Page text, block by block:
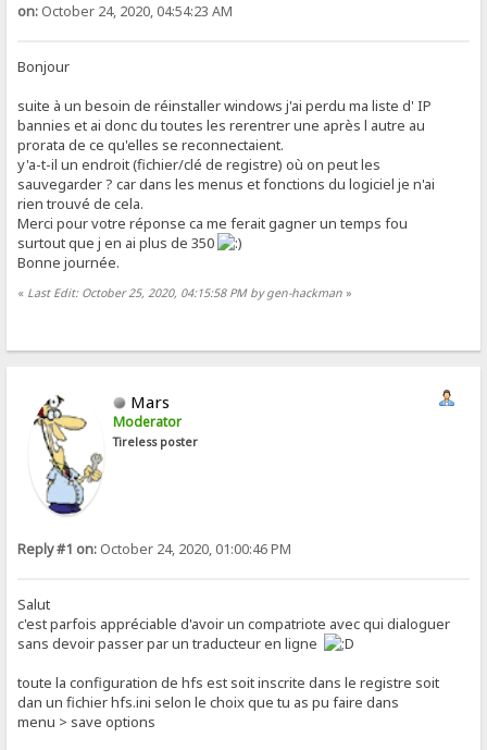
on: October 24, 2020, 04:54:23 AM
Bonjour
suite à un besoin de réinstaller windows j'ai perdu ma liste d' IP
bannies et ai donc du toutes les rerentrer une après l autre au
prorata de ce qu'elles se reconnectaient.
y'a-t-il un endroit (fichier/clé de registre) où on peut les
sauvegarder ? car dans les menus et fonctions du logiciel je n'ai
rien trouvé de cela.
Merci pour votre réponse ca me ferait gagner un temps fou
surtout que j en ai plus de 350
Bonne journée.
« Last Edit: October 25, 2020, 04:15:58 PM by gen-hackman »
Mars
Moderator
Tireless poster
Reply #1 on: October 24, 2020, 01:00:46 PM
Salut
c'est parfois appréciable d'avoir un compatriote avec qui dialoguer
sans devoir passer par un traducteur en ligne
toute la configuration de hfs est soit inscrite dans le registre soit
dan un fichier hfs.ini selon le choix que tu as pu faire dans
menu > save options